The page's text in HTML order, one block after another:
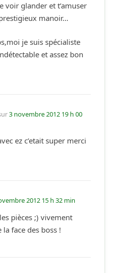
voir glander et t’amuser
manoir…
je suis spécialiste
et assez bon
3 novembre 2012 19 h 00
ez c’etait super merci
2012 15 h 32 min
pièces ;) vivement
la face des boss !